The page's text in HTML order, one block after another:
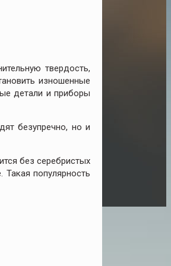
твердость,
изношенные
детали и приборы
безупречно, но и
без серебристых
популярность